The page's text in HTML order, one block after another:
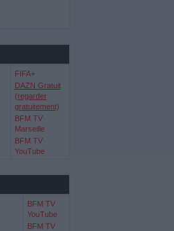
FIFA+
DAZN Gratuit
(regarder
gratuitement)
BFM TV
Marseille
BFM TV
YouTube
BFM TV
YouTube
BFM TV